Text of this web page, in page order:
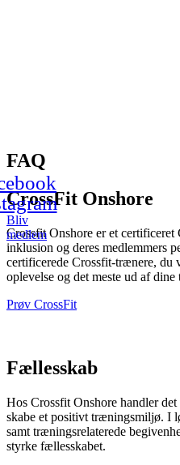
Bliv
medlem
FAQ
CrossFit Onshore
Crossfit Onshore er et certificeret
inklusion og deres medlemmers
certificerede Crossfit-trænere, du
oplevelse og det meste ud af
Prøv CrossFit
Fællesskab
Hos Crossfit Onshore handler
skabe et positivt træningsmiljø. I
samt træningsrelaterede
styrke fællesskabet.